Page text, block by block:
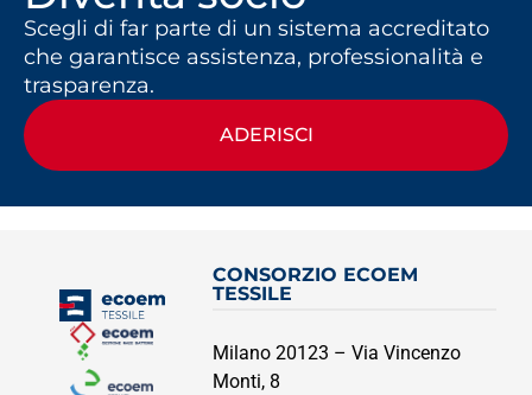
Scegli di far parte di un sistema accreditato
che garantisce assistenza, professionalità e
trasparenza.
ADERISCI
CONSORZIO ECOEM
TESSILE
Milano 20123 – Via Vincenzo
Monti, 8